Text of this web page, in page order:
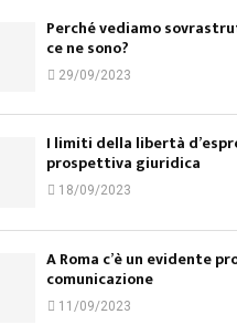
Perché vediamo
ce ne sono?
29/09/2023
I limiti della libertà
prospettiva giuridica
18/09/2023
A Roma c’è un evidente
comunicazione
11/09/2023